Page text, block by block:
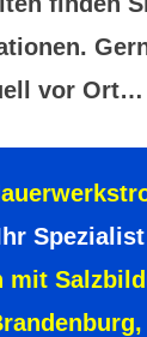
vor Ort…
Spezia­list
mit